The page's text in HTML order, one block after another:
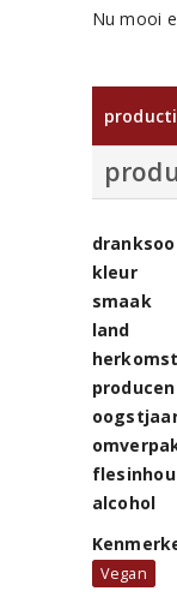
Nu mooi
kleur
smaak
land
alcohol
Vegan